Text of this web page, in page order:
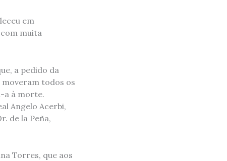
em
muita
a pedido da
moveram todos os
a à morte.
Angelo Acerbi,
de la Peña,
Torres, que aos